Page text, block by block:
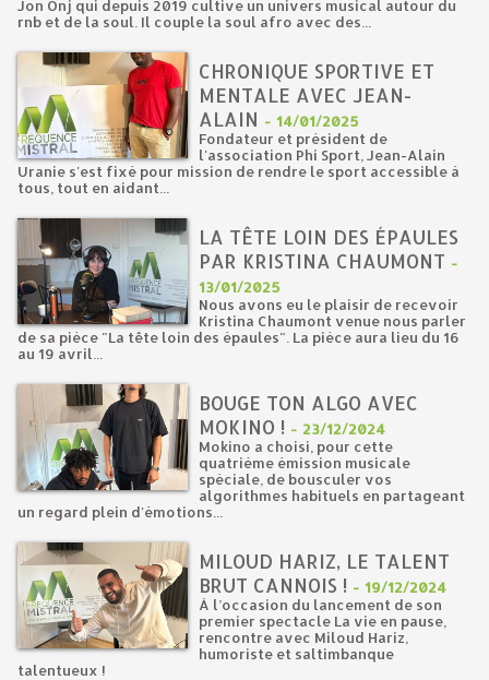
Jon Onj qui depuis 2019 cultive un univers musical autour du
rnb et de la soul. Il couple la soul afro avec des...
CHRONIQUE SPORTIVE ET
MENTALE AVEC JEAN-
ALAIN - 14/01/2025
Fondateur et président de
l'association Phi Sport, Jean-Alain
Uranie s'est fixé pour mission de rendre le sport accessible à
tous, tout en aidant...
LA TÊTE LOIN DES ÉPAULES
PAR KRISTINA CHAUMONT -
13/01/2025
Nous avons eu le plaisir de recevoir
Kristina Chaumont venue nous parler
de sa pièce "La tête loin des épaules". La pièce aura lieu du 16
au 19 avril...
BOUGE TON ALGO AVEC
MOKINO ! - 23/12/2024
Mokino a choisi, pour cette
quatrième émission musicale
spéciale, de bousculer vos
algorithmes habituels en partageant
un regard plein d'émotions...
MILOUD HARIZ, LE TALENT
BRUT CANNOIS ! - 19/12/2024
À l’occasion du lancement de son
premier spectacle La vie en pause,
rencontre avec Miloud Hariz,
humoriste et saltimbanque
talentueux !